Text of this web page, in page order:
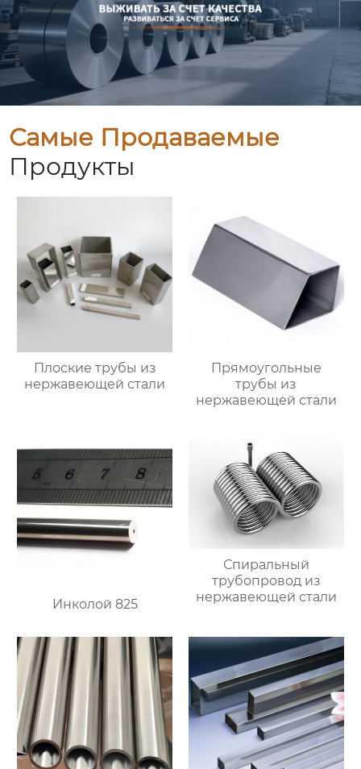
Самые Продаваемые
Продукты
Плоские трубы из
нержавеющей стали
Прямоугольные
трубы из
нержавеющей стали
Инколой 825
Спиральный
трубопровод из
нержавеющей стали